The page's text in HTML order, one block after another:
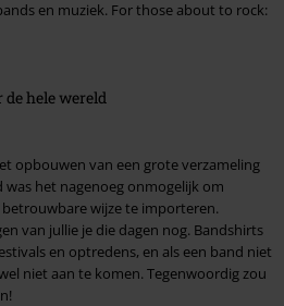
en muziek. For those about to rock:
hele wereld
opbouwen van een grote verzameling
het nagenoeg onmogelijk om
wijze te importeren.
van jullie je die dagen nog. Bandshirts
en optredens, en als een band niet
niet aan te komen. Tegenwoordig zou